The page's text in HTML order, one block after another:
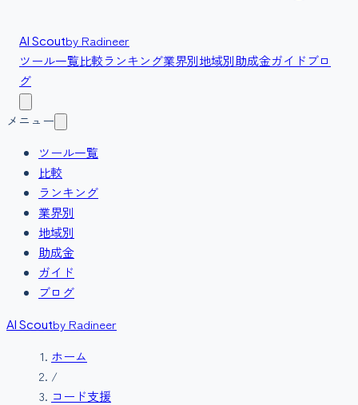
AI Scoutby Radineer
ツール一覧比較ランキング業界別地域別助成金ガイドブロ
グ
メニュー
ツール一覧
比較
ランキング
業界別
地域別
助成金
ガイド
ブログ
AI Scoutby Radineer
ホーム
/
コード支援